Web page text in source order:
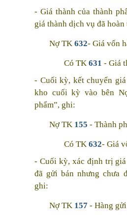
- Giá thành của thành
giá thành dịch vụ đã
Nợ TK 632- Giá vốn
Có TK 631 - Giá
- Cuối kỳ, kết chuyển
kho cuối kỳ vào bên
phẩm”, ghi:
Nợ TK 155 - Thành
Có TK 632- Giá
- Cuối kỳ, xác định trị
đã gửi bán nhưng chưa
ghi:
Nợ TK 157 - Hàng